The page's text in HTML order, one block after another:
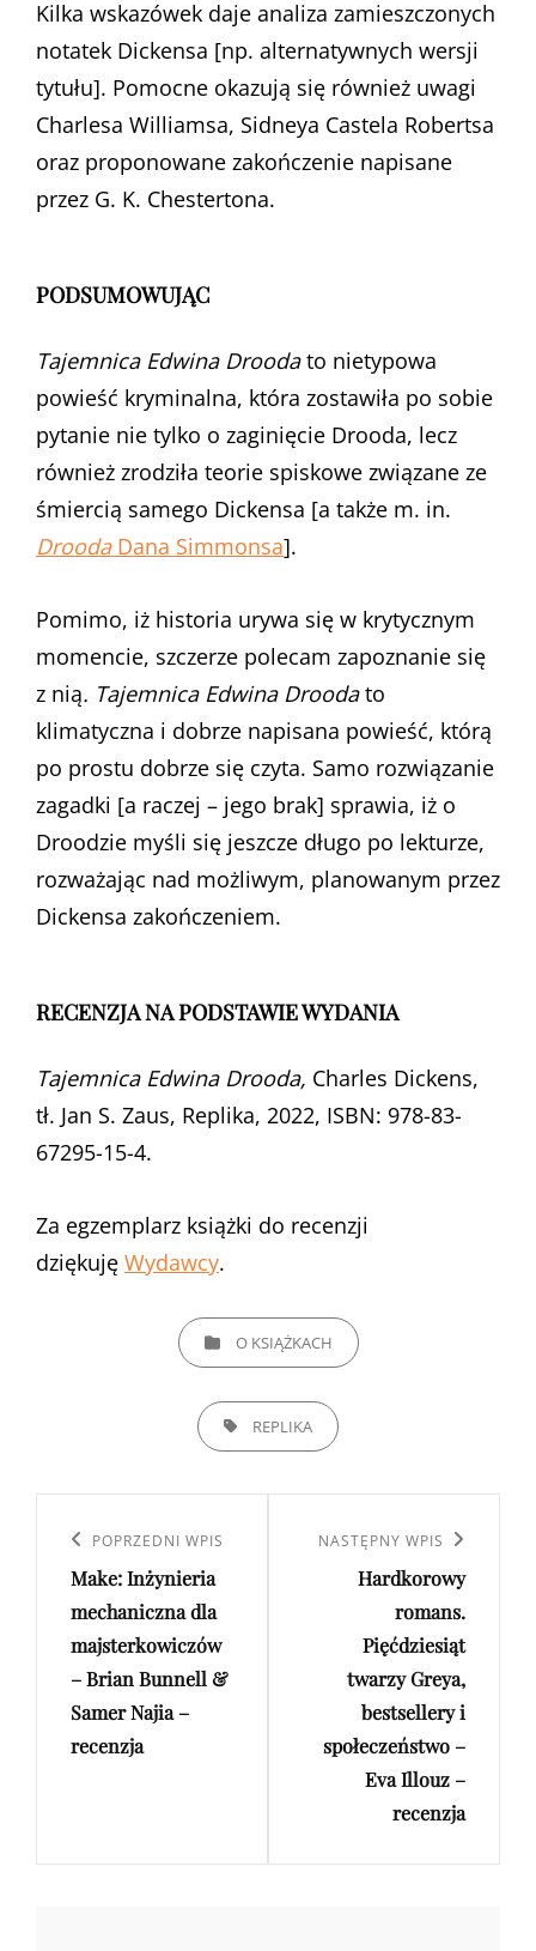
Kilka wskazówek daje analiza zamieszczonych
notatek Dickensa [np. alternatywnych wersji
tytułu]. Pomocne okazują się również uwagi
Charlesa Williamsa, Sidneya Castela Robertsa
oraz proponowane zakończenie napisane
przez G. K. Chestertona.
PODSUMOWUJĄC
Tajemnica Edwina Droodato nietypowa
powieść kryminalna, która zostawiła po sobie
pytanie nie tylko o zaginięcie Drooda, lecz
również zrodziła teorie spiskowe związane ze
śmiercią samego Dickensa [a także m. in.
DroodaDana Simmonsa].
Pomimo, iż historia urywa się w krytycznym
momencie, szczerze polecam zapoznanie się
z nią. Tajemnica Edwina Droodato
klimatyczna i dobrze napisana powieść, którą
po prostu dobrze się czyta. Samo rozwiązanie
zagadki [a raczej – jego brak] sprawia, iż o
Droodzie myśli się jeszcze długo po lekturze,
rozważając nad możliwym, planowanym przez
Dickensa zakończeniem.
RECENZJA NA PODSTAWIE WYDANIA
Tajemnica Edwina Drooda, Charles Dickens,
tł. Jan S. Zaus, Replika, 2022, ISBN: 978-83-
67295-15-4.
Za egzemplarz książki do recenzji
dziękuję Wydawcy.
CATEGORIESO KSIĄŻKACH
TAGS, REPLIKA
wpisu
Poprzedni
wpis
POPRZEDNI WPIS
Make: Inżynieria
mechaniczna dla
majsterkowiczów
– Brian Bunnell &
Samer Najia –
recenzja
Następny
NASTĘPNY WPIS
Hardkorowy
romans.
Pięćdziesiąt
twarzy Greya,
bestsellery i
społeczeństwo –
Eva Illouz –
recenzja